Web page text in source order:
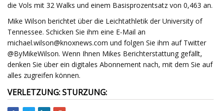
die Vols mit 32 Walks und einem Basisprozentsatz von 0,463 an.
Mike Wilson berichtet über die Leichtathletik der University of
Tennessee. Schicken Sie ihm eine E-Mail an
michael.wilson@knoxnews.com und folgen Sie ihm auf Twitter
@ByMikeWilson. Wenn Ihnen Mikes Berichterstattung gefällt,
denken Sie über ein digitales Abonnement nach, mit dem Sie auf
alles zugreifen können.
VERLETZUNG: STURZUNG: